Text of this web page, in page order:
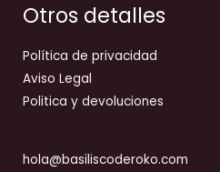
Otros detalles
Política de privacidad
Aviso Legal
Politica y devoluciones
hola@basiliscoderoko.com